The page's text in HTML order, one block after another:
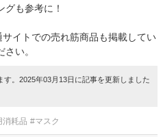
グも参考に！
イトでの売れ筋商品も掲載してい
い。
。2025年03月13日に記事を更新しました
消耗品 #マスク